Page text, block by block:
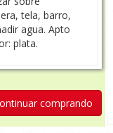
tela, barro,
agua. Apto
plata.
comprando